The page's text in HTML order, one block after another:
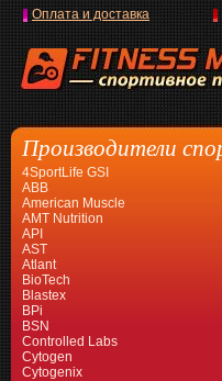
Оплата и доставка
Производители
4SportLife GSI
ABB
American Muscle
AMT Nutrition
API
AST
Atlant
BioTech
Blastex
BPi
BSN
Controlled Labs
Cytogen
Cytogenix